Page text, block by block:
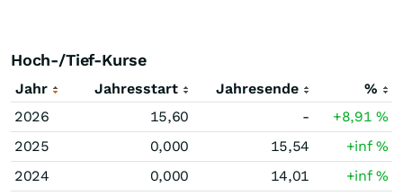
Hoch-/Tief-Kurse
Jahr Jahresstart Jahresende
%
2026
15,60 - +8,91%
2025
0,000 15,54 +inf%
2024
0,000 14,01 +inf%